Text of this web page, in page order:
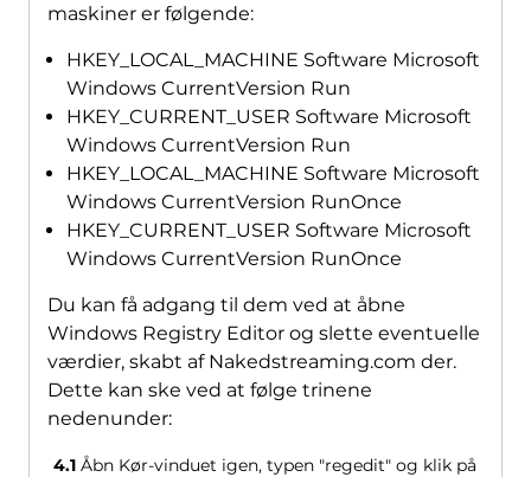
maskiner er følgende:
HKEY_LOCAL_MACHINE Software Microsoft
Windows CurrentVersion Run
HKEY_CURRENT_USER Software Microsoft
Windows CurrentVersion Run
HKEY_LOCAL_MACHINE Software Microsoft
Windows CurrentVersion RunOnce
HKEY_CURRENT_USER Software Microsoft
Windows CurrentVersion RunOnce
Du kan få adgang til dem ved at åbne
Windows Registry Editor og slette eventuelle
værdier, skabt af Nakedstreaming.com der.
Dette kan ske ved at følge trinene
nedenunder:
4.1 Åbn Kør-vinduet igen, typen "regedit" og klik på